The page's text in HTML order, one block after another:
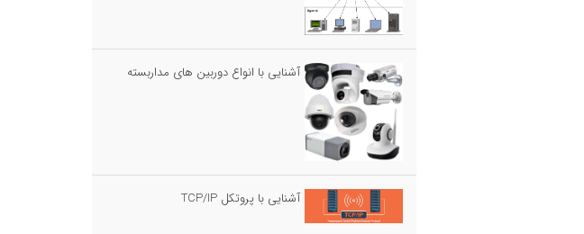
آشنایی با انواع دوربین های مداربسته
آشنایی با پروتکل TCP/IP